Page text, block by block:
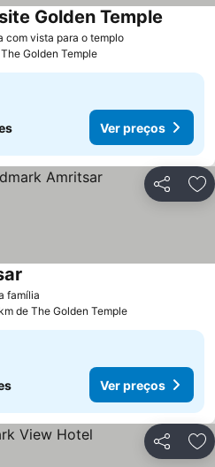
com vista para o temploVer preços
Golden Temple
Golden Temple
Ver preços
Partilhar
família
de The Golden Temple
Ver preços
Partilhar